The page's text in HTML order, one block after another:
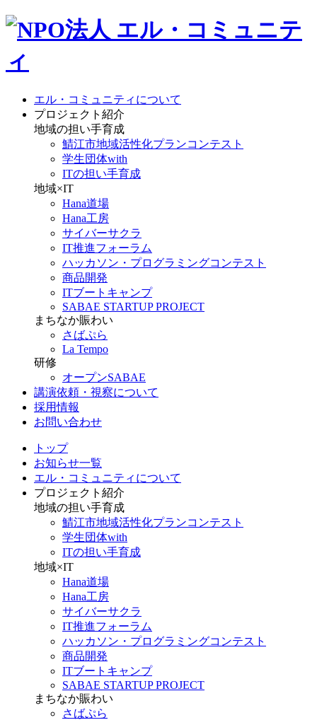
エル・コミュニティについて
プロジェクト紹介
地域の担い手育成
鯖江市地域活性化プランコンテスト
学生団体with
ITの担い手育成
地域×IT
Hana道場
Hana工房
サイバーサクラ
IT推進フォーラム
ハッカソン・プログラミングコンテスト
商品開発
ITブートキャンプ
SABAE STARTUP PROJECT
まちなか賑わい
さばぷら
La Tempo
研修
オープンSABAE
講演依頼・視察について
採用情報
お問い合わせ
トップ
お知らせ一覧
エル・コミュニティについて
プロジェクト紹介
地域の担い手育成
鯖江市地域活性化プランコンテスト
学生団体with
ITの担い手育成
地域×IT
Hana道場
Hana工房
サイバーサクラ
IT推進フォーラム
ハッカソン・プログラミングコンテスト
商品開発
ITブートキャンプ
SABAE STARTUP PROJECT
まちなか賑わい
さばぷら